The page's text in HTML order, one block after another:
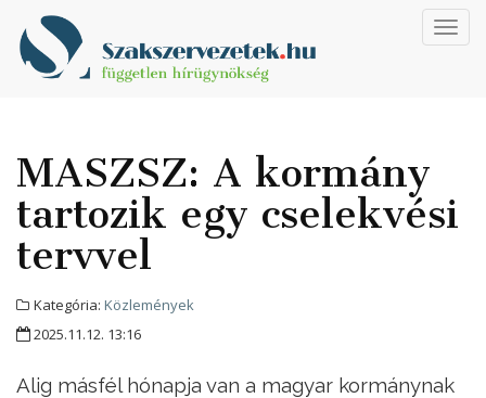
MASZSZ: A kormány
tartozik egy cselekvési
tervvel
Kategória: Közlemények
2025.11.12. 13:16
Alig másfél hónapja van a magyar kormánynak